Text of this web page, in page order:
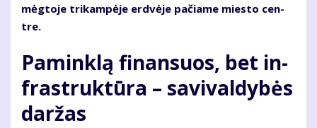
mėg­to­je tri­kam­pė­je erd­vė­je pa­čia­me mies­to cen­
tre.
Pa­min­klą fi­nan­suos, bet in­
fra­struk­tū­ra – sa­vi­val­dy­bės
dar­žas